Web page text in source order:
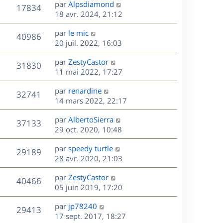
n
i
e
r
m
e
s
s
a
g
e
17834V
u
e
s
D
e
r
n
i
e
r
m
e
s
s
a
g
e
par Alpsdiamond
18 avr. 2024, 21:12
40986V
u
D
e
r
n
i
e
r
m
e
s
s
a
g
e
par le mic
20 juil. 2022, 16:03
31830V
u
s
D
e
r
n
i
e
r
m
e
s
s
a
g
e
par ZestyCastor
11 mai 2022, 17:27
32741
u
e
s
D
e
r
n
i
e
r
m
e
s
s
a
g
e
par renardine
14 mars 2022, 22:17
37133V
u
D
e
r
n
i
e
r
m
e
s
s
par AlbertoSierra
29 oct. 2020, 10:48
29189V
u
e
s
D
e
r
n
i
e
r
m
par speedy turtle
28 avr. 2020, 21:03
40466V
u
e
D
e
r
n
i
par ZestyCastor
05 juin 2019, 17:20
29413V
D
e
par jp78240
17 sept. 2017, 18:27